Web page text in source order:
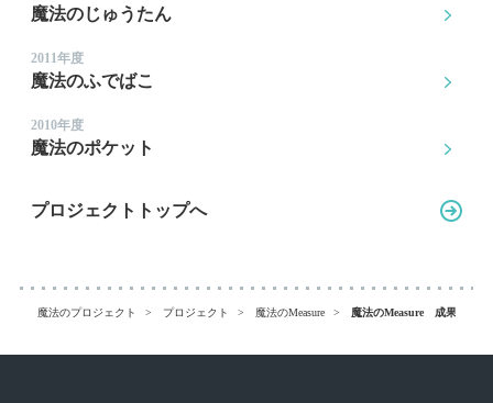
魔法のプロジェクト プロジェクト 魔法のMeasure 魔法のMeasure 成果報告書
魔法のじゅうたん
2011年度
魔法のふでばこ
2010年度
魔法のポケット
プロジェクトトップへ